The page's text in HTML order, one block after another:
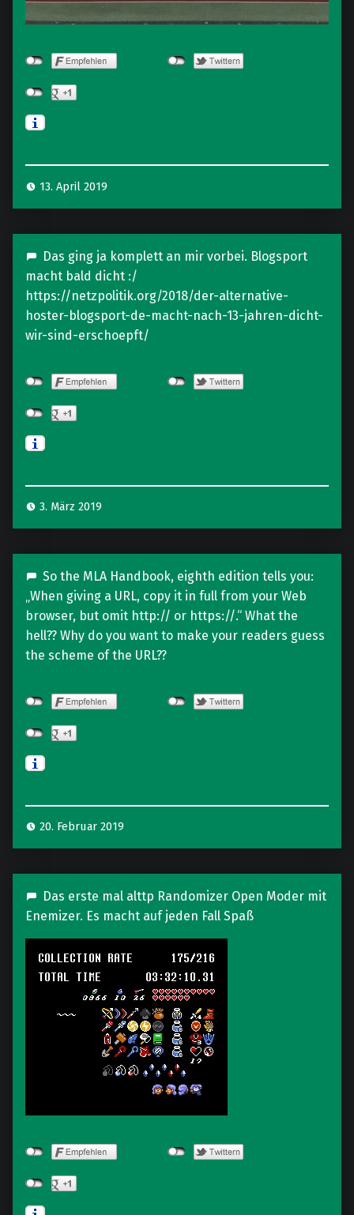
13. April 2019
Das ging ja komplett an mir vorbei. Blogsport
macht bald dicht :/
https://netzpolitik.org/2018/der-alternative-
hoster-blogsport-de-macht-nach-13-jahren-dicht-
wir-sind-erschoepft/
3. März 2019
So the MLA Handbook, eighth edition tells you:
„When giving a URL, copy it in full from your Web
browser, but omit http:// or https://.“ What the
hell?? Why do you want to make your readers guess
the scheme of the URL??
20. Februar 2019
Das erste mal alttp Randomizer Open Moder mit
Enemizer. Es macht auf jeden Fall Spaß